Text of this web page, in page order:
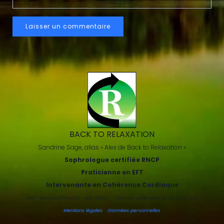
BACK TO RELAXATION
Sandrine Sage, alias « Alex de Back to Relaxation »
Sophrologue certifiée RNCP
Praticienne en EFT
Intervenante en Cohérence Cardiaque
SIRET 84474506700018 – APE 8690F – TVA non applicable Art 293B du CGI
Mentions légales
Données personnelles